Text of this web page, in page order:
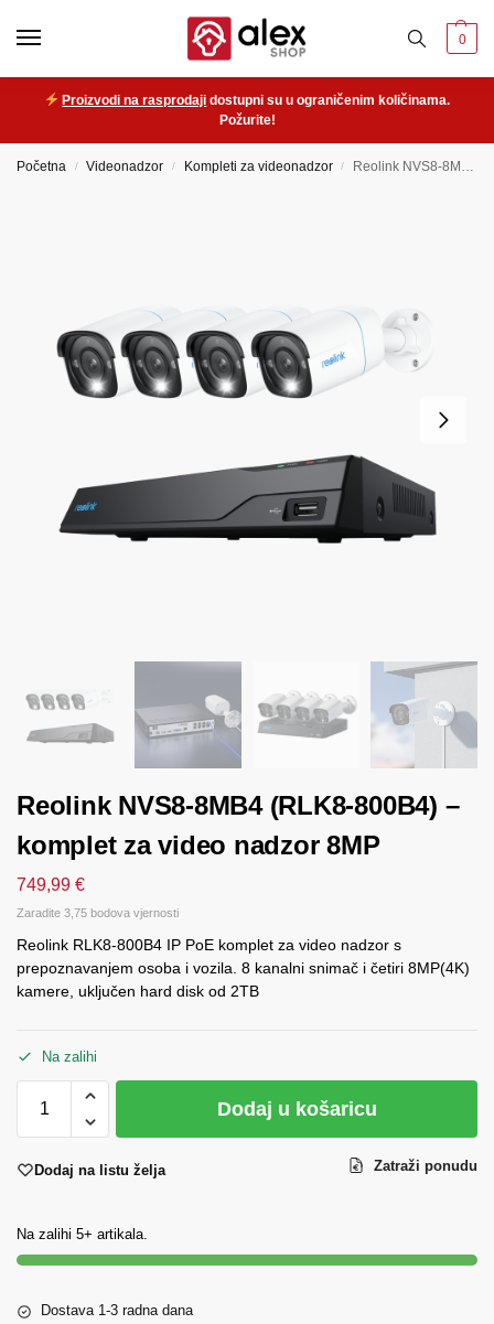
0
Proizvodi na rasprodaji dostupni su u ograničenim količinama.
Požurite!
Početna / Videonadzor / Kompleti za videonadzor / Reolink NVS8-8MB4 (RLK8-800B4) – komplet za video nadzor 8MP
Reolink NVS8-8MB4 (RLK8-800B4) –
komplet za video nadzor 8MP
749,99 €
Zaradite 3,75 bodova vjernosti
Reolink RLK8-800B4 IP PoE komplet za video nadzor s
prepoznavanjem osoba i vozila. 8 kanalni snimač i četiri 8MP(4K)
kamere, uključen hard disk od 2TB
Na zalihi
Dodaj u košaricu
Zatraži ponudu
Dodaj na listu želja
Na zalihi 5+ artikala.
Dostava 1-3 radna dana